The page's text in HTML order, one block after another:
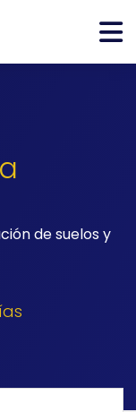
de suelos y